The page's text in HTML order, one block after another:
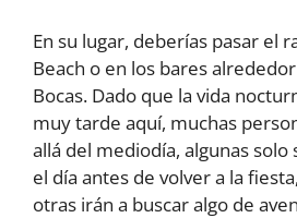
En su lugar, deberías pasar el
Beach o en los bares
Bocas. Dado que la vida
muy tarde aquí, muchas
allá del mediodía, algunas
el día antes de volver a la
otras irán a buscar algo de